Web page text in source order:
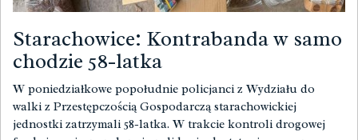
Starachowice: Kontrabanda w samo
chodzie 58-latka
W poniedziałkowe popołudnie policjanci z Wydziału do
walki z Przestępczością Gospodarczą starachowickiej
jednostki zatrzymali 58-latka. W trakcie kontroli drogowej